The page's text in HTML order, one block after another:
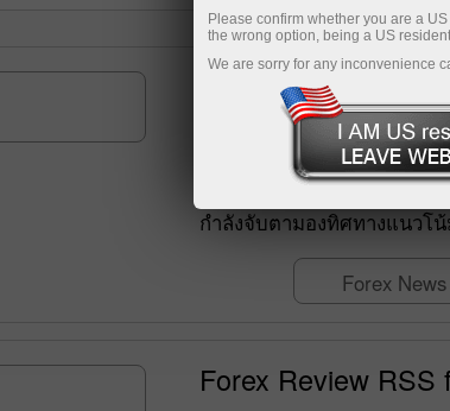
Forex News RSS
ลูกค้าของ InstaTrade
ตลอดเวลา ข้อมูลเหตุการณ์
บนตลาดการเงินทั้งหมด ที่ถู
กำลังจับตามองทิศทางแนวโ
Forex
Forex Review RSS
Please confirm whether you are a
the wrong option, being a US
We are sorry for any inconvenience